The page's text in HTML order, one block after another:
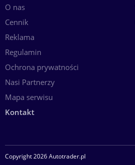
O nas
Cennik
Reklama
Regulamin
Ochrona prywatności
Nasi Partnerzy
Mapa serwisu
Kontakt
Copyright 2026 Autotrader.pl